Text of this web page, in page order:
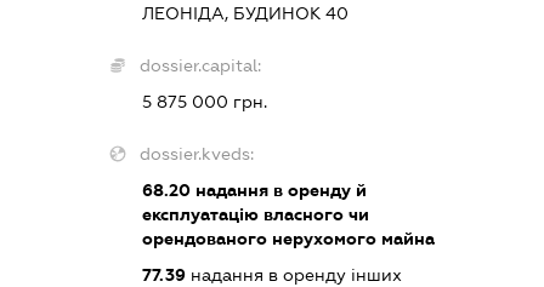
ЛЕОНІДА, БУДИНОК 40
dossier.capital:
5 875 000 грн.
dossier.kveds:
68.20надання в оренду й
експлуатацію власного чи
орендованого нерухомого майна
77.39надання в оренду інших